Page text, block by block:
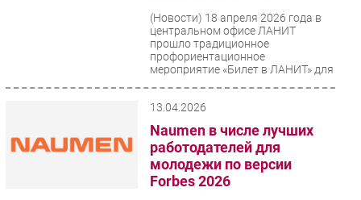
(Новости) 18 апреля 2026 года в
центральном офисе ЛАНИТ
прошло традиционное
профориентационное
мероприятие «Билет в ЛАНИТ» для
13.04.2026
Naumen в числе лучших
работодателей для
молодежи по версии
Forbes 2026